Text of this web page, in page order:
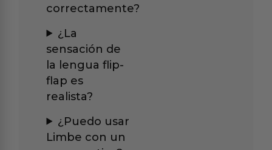
correctamente?
¿La
sensación de
la lengua flip-
flap es
realista?
¿Puedo usar
Limbe con un